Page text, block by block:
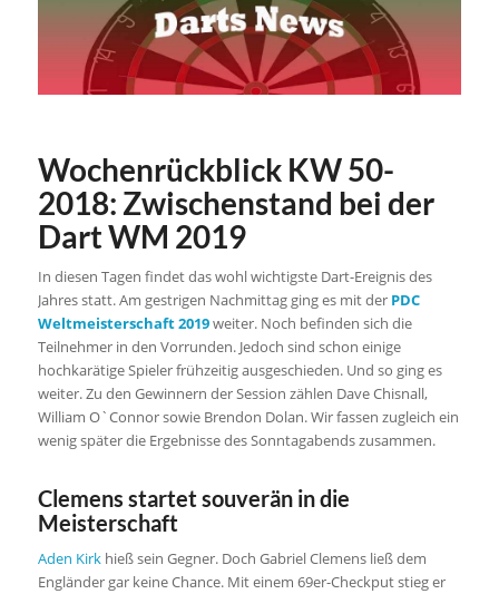
Wochenrückblick KW 50-
2018: Zwischenstand bei der
Dart WM 2019
In diesen Tagen findet das wohl wichtigste Dart-Ereignis des
Jahres statt. Am gestrigen Nachmittag ging es mit der PDC
Weltmeisterschaft 2019weiter. Noch befinden sich die
Teilnehmer in den Vorrunden. Jedoch sind schon einige
hochkarätige Spieler frühzeitig ausgeschieden. Und so ging es
weiter. Zu den Gewinnern der Session zählen Dave Chisnall,
William O`Connor sowie Brendon Dolan. Wir fassen zugleich ein
wenig später die Ergebnisse des Sonntagabends zusammen.
Clemens startet souverän in die
Meisterschaft
Aden Kirkhieß sein Gegner. Doch Gabriel Clemens ließ dem
Engländer gar keine Chance. Mit einem 69er-Checkput stieg er